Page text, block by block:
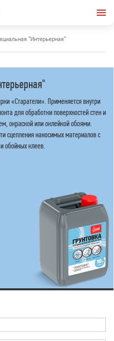
"Интерьерная"
«Старатели». Применяется внутри
для обработки поверхностей стен и
окраской или оклейкой обоями.
сцепления наносимых материалов с
обойных клеев.